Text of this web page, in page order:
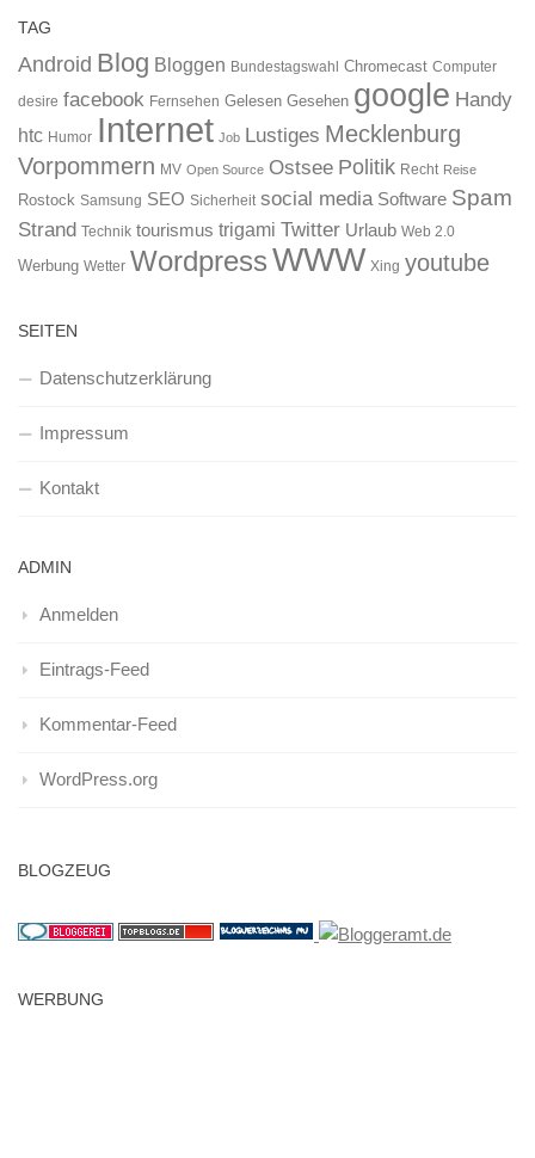
TAG
Android Blog Bloggen Bundestagswahl Chromecast Computer
desire facebook Fernsehen Gelesen Gesehen google Handy
htc Humor Internet Job Lustiges Mecklenburg
Vorpommern MV Open Source Ostsee Politik Recht Reise
Rostock Samsung SEO Sicherheit social media Software Spam
Strand Technik tourismus trigami Twitter Urlaub Web 2.0
Werbung Wetter WordpressWWW Xing youtube
SEITEN
Datenschutzerklärung
Impressum
Kontakt
ADMIN
Anmelden
Eintrags-Feed
Kommentar-Feed
WordPress.org
BLOGZEUG
WERBUNG